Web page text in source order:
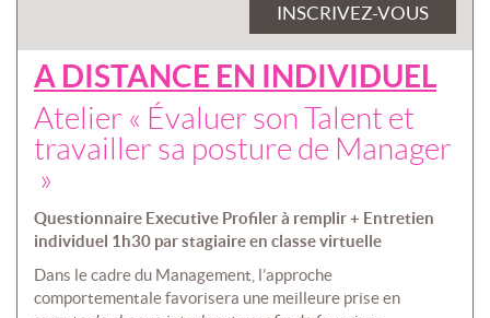
INSCRIVEZ-VOUS
A DISTANCE EN INDIVIDUEL
Atelier « Évaluer son Talent et
travailler sa posture de Manager
»
Questionnaire Executive Profiler à remplir + Entretien
individuel 1h30 par stagiaire en classe virtuelle
Dans le cadre du Management, l’approche
comportementale favorisera une meilleure prise en